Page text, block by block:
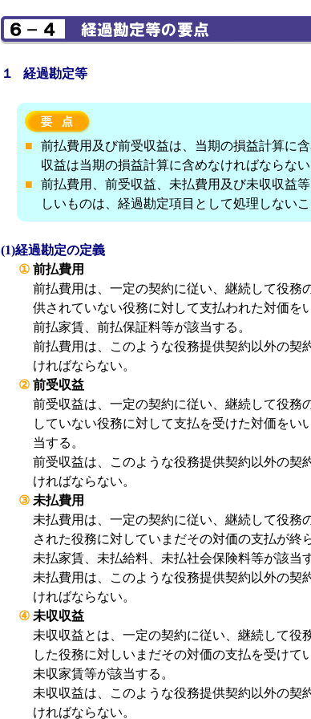
１ 経過勘定等
■
前払費用及び前受収益は、当期の損益計算に
収益は当期の損益計算に含めなければならない
■
前払費用、前受収益、未払費用及び未収収益
しいものは、経過勘定項目として処理しないこ
(1)経過勘定の定義
① 前払費用
前払費用は、一定の契約に従い、継続して役務
供されていない役務に対して支払われた対価を
前払家賃、前払保証料等が該当する。
前払費用は、このような役務提供契約以外の契
ければならない。
② 前受収益
前受収益は、一定の契約に従い、継続して役務
していない役務に対して支払を受けた対価をい
当する。
前受収益は、このような役務提供契約以外の契
ければならない。
③ 未払費用
未払費用は、一定の契約に従い、継続して役務
された役務に対していまだその対価の支払が終
未払家賃、未払給料、未払社会保険料等が該当
未払費用は、このような役務提供契約以外の契
ければならない。
④ 未収収益
未収収益とは、一定の契約に従い、継続して役
した役務に対しいまだその対価の支払を受けて
未収家賃等が該当する。
未収収益は、このような役務提供契約以外の契
ければならない。